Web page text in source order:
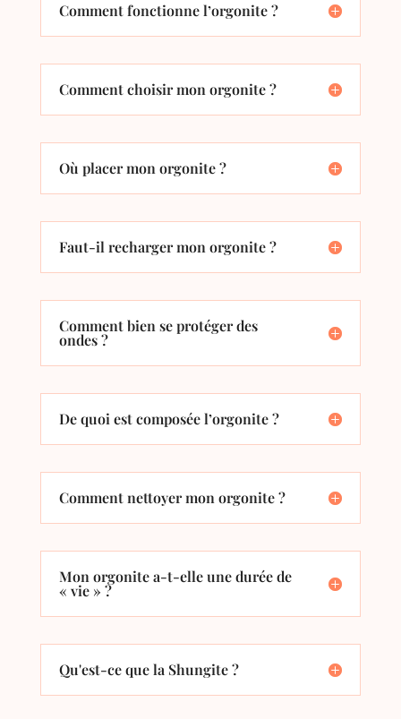
Comment fonctionne l’orgonite ?
Comment choisir mon orgonite ?
Où placer mon orgonite ?
Faut-il recharger mon orgonite ?
Comment bien se protéger des
ondes ?
De quoi est composée l’orgonite ?
Comment nettoyer mon orgonite ?
Mon orgonite a-t-elle une durée de
« vie » ?
Qu'est-ce que la Shungite ?